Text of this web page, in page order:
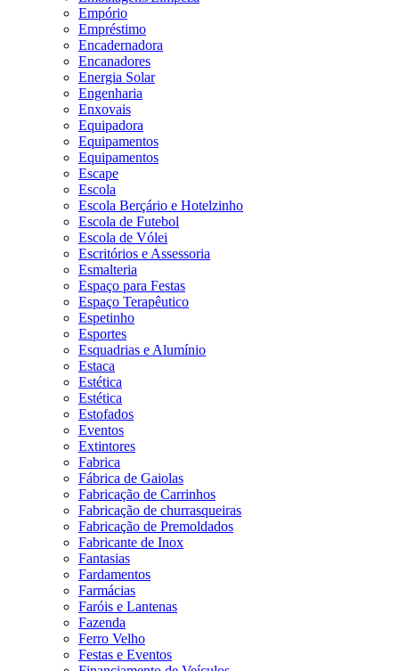
Empório
Empréstimo
Encadernadora
Encanadores
Energia Solar
Engenharia
Enxovais
Equipadora
Equipamentos
Equipamentos
Escape
Escola
Escola Berçário e Hotelzinho
Escola de Futebol
Escola de Vólei
Escritórios e Assessoria
Esmalteria
Espaço para Festas
Espaço Terapêutico
Espetinho
Esportes
Esquadrias e Alumínio
Estaca
Estética
Estética
Estofados
Eventos
Extintores
Fabrica
Fábrica de Gaiolas
Fabricação de Carrinhos
Fabricação de churrasqueiras
Fabricação de Premoldados
Fabricante de Inox
Fantasias
Fardamentos
Farmácias
Faróis e Lantenas
Fazenda
Ferro Velho
Festas e Eventos